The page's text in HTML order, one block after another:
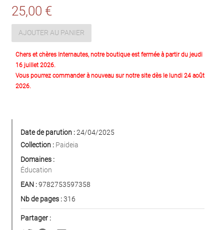
25,00 €
AJOUTER AU PANIER
Chers et chères Internautes, notre boutique est fermée à partir du jeudi
16 juillet 2026.
Vous pourrez commander à nouveau sur notre site dès le lundi 24 août
2026.
Date de parution :24/04/2025
Collection : Paideia
Domaines :
Éducation
EAN :9782753597358
Nb de pages :316
Partager :